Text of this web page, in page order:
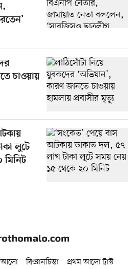
চাওয়ায়
লুটে
আলো বিজ্ঞানচিন্তা
প্রথম আলো ট্রাস্ট